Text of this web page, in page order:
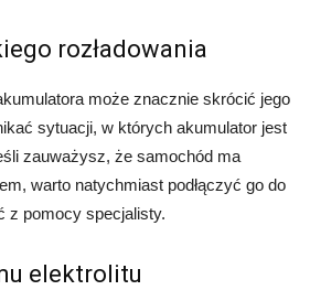
rozładowania
może znacznie skrócić jego
sytuacji, w których akumulator jest
zauważysz, że samochód ma
warto natychmiast podłączyć go do
z pomocy specjalisty.
elektrolitu